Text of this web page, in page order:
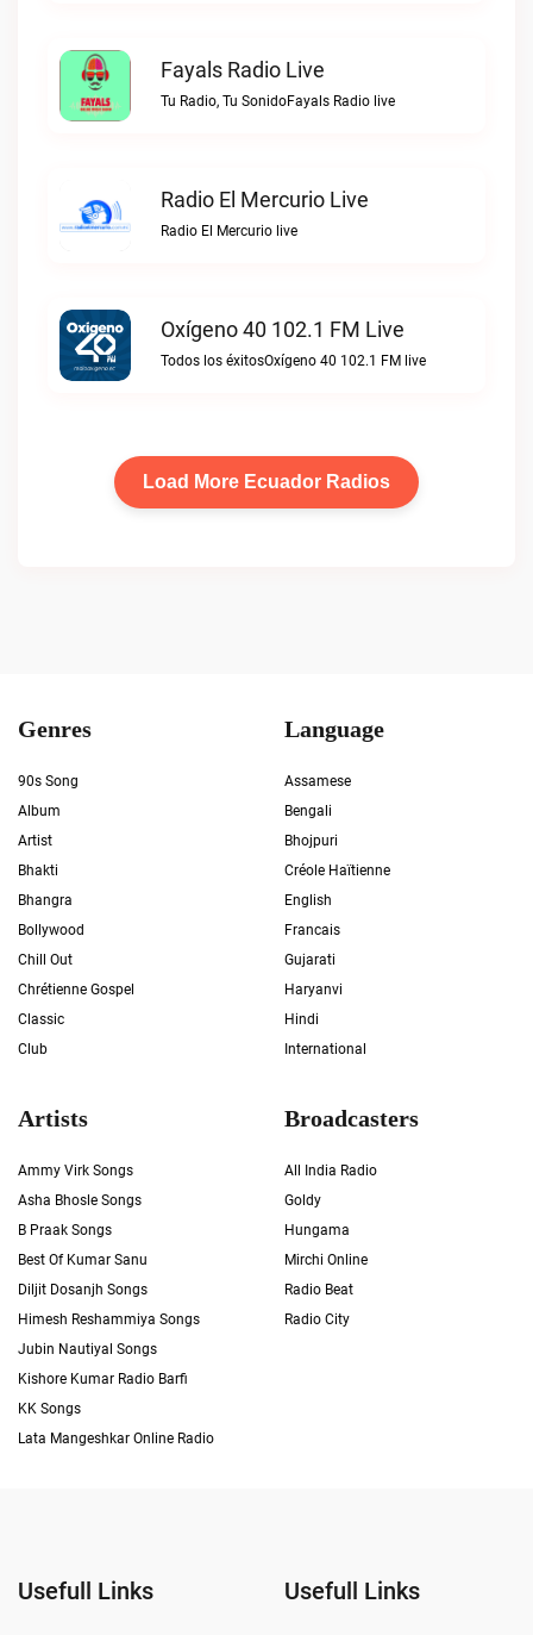
Fayals Radio Live
Tu Radio, Tu SonidoFayals Radio live
Radio El Mercurio Live
Radio El Mercurio live
Oxígeno 40 102.1 FM Live
Todos los éxitosOxígeno 40 102.1 FM live
Load More Ecuador Radios
Genres
90s Song
Album
Artist
Bhakti
Bhangra
Bollywood
Chill Out
Chrétienne Gospel
Classic
Club
Language
Assamese
Bengali
Bhojpuri
Créole Haïtienne
English
Francais
Gujarati
Haryanvi
Hindi
International
Artists
Ammy Virk Songs
Asha Bhosle Songs
B Praak Songs
Best Of Kumar Sanu
Diljit Dosanjh Songs
Himesh Reshammiya Songs
Jubin Nautiyal Songs
Kishore Kumar Radio Barfi
KK Songs
Lata Mangeshkar Online Radio
Broadcasters
All India Radio
Goldy
Hungama
Mirchi Online
Radio Beat
Radio City
Usefull Links Usefull Links